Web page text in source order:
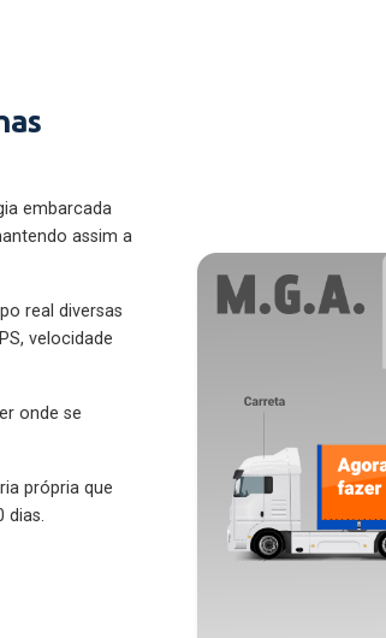
embarcada
assim a
real diversas
velocidade
onde se
própria que